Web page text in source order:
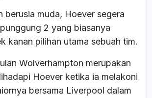
berusia muda, Hoever segera
2 yang biasanya
kanan pilihan utama sebuah tim.
Wolverhampton merupakan
Hoever ketika ia melakoni
bersama Liverpool dalam